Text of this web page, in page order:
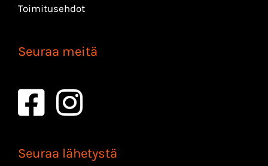
Toimitusehdot
Seuraa meitä
Seuraa lähetystä